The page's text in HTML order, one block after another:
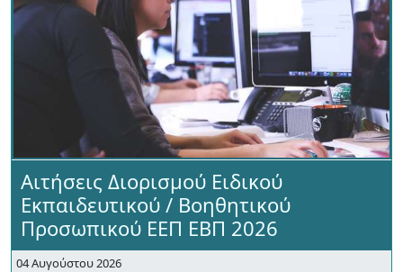
Αιτήσεις Διορισμού Ειδικού
Εκπαιδευτικού / Βοηθητικού
Προσωπικού ΕΕΠ ΕΒΠ 2026
04 Αυγούστου 2026